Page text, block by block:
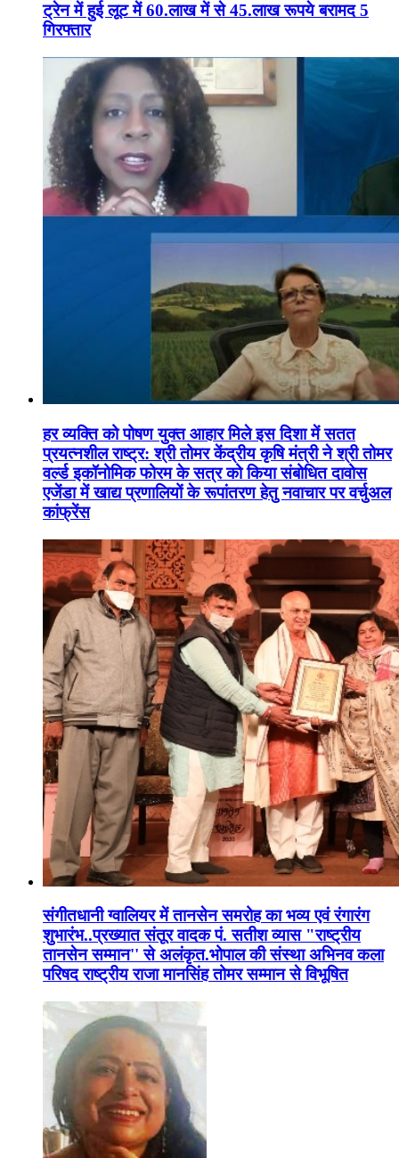
ट्रेन में हुई लूट में 60.लाख में से 45.लाख रूपये बरामद 5
गिरफ्तार
हर व्यक्ति को पोषण युक्त आहार मिले इस दिशा में सतत
प्रयत्नशील राष्ट्र: श्री तोमर केंद्रीय कृषि मंत्री ने श्री तोमर
वर्ल्ड इकॉनोमिक फोरम के सत्र को किया संबोधित दावोस
एजेंडा में खाद्य प्रणालियों के रूपांतरण हेतु नवाचार पर वर्चुअल
कांफ्रेंस
संगीतधानी ग्वालियर में तानसेन समरोह का भव्य एवं रंगारंग
शुभारंभ..प्रख्यात संतूर वादक पं. सतीश व्यास "राष्ट्रीय
तानसेन सम्मान'' से अलंकृत.भोपाल की संस्था अभिनव कला
परिषद राष्ट्रीय राजा मानसिंह तोमर सम्मान से विभूषित